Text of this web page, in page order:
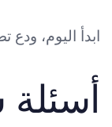
ابدأ اليوم،
أسئلة